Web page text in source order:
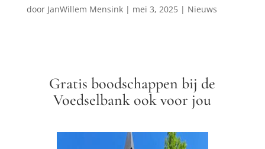
door JanWillem Mensink| mei 3, 2025| Nieuws
Gratis boodschappen bij de
Voedselbank ook voor jou